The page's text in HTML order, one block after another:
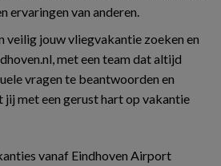
ervaringen van anderen.
veilig jouw vliegvakantie zoeken en
met een team dat altijd
vragen te beantwoorden en
met een gerust hart op vakantie
vanaf Eindhoven Airport